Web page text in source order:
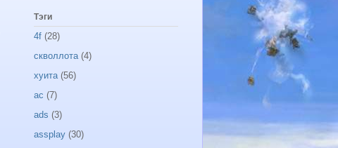
Тэги
4f (28)
скволлота (4)
хуита (56)
ac (7)
ads (3)
assplay (30)